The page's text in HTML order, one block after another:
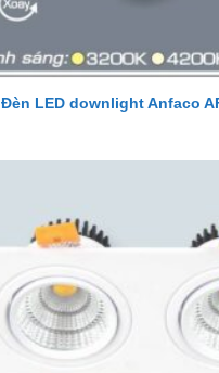
Đèn LED downlight Anfaco